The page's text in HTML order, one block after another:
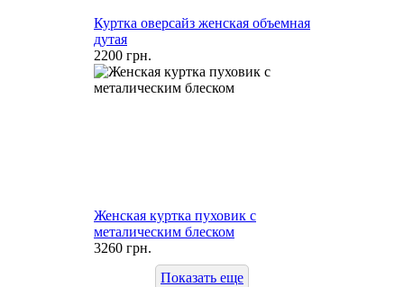
Куртка оверсайз женская объемная
дутая
2200 грн.
Женская куртка пуховик с
металическим блеском
3260 грн.
Показать еще